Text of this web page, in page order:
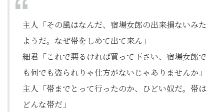
主人「その風はなんだ、宿場女郎の出来損ないみた
ようだ。なぜ帯をしめて出て来ん」
細君「これで悪るければ買って下さい、宿場女郎で
も何でも盗られりゃ仕方がないじゃありませんか」
主人「帯までとって行ったのか、ひどい奴だ。帯は
どんな帯だ」